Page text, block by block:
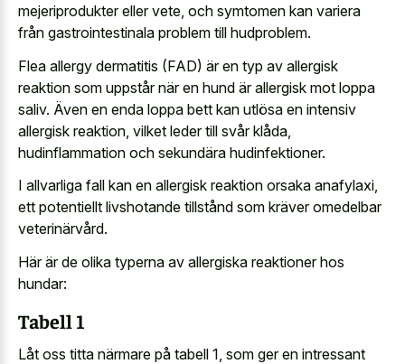
mejeriprodukter eller vete, och symtomen kan variera
från gastrointestinala problem till hudproblem.
Flea allergy dermatitis (FAD) är en typ av allergisk
reaktion som uppstår när en hund är allergisk mot loppa
saliv. Även en enda loppa bett kan utlösa en intensiv
allergisk reaktion, vilket leder till svår klåda,
hudinflammation och sekundära hudinfektioner.
I allvarliga fall kan en allergisk reaktion orsaka anafylaxi,
ett potentiellt livshotande tillstånd som kräver omedelbar
veterinärvård.
Här är de olika typerna av allergiska reaktioner hos
hundar:
Tabell 1
Låt oss titta närmare på tabell 1, som ger en intressant